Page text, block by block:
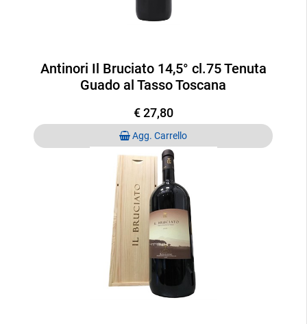
Antinori Il Bruciato 14,5° cl.75 Tenuta
Guado al Tasso Toscana
€ 27,80
Quantità
Agg. Carrello